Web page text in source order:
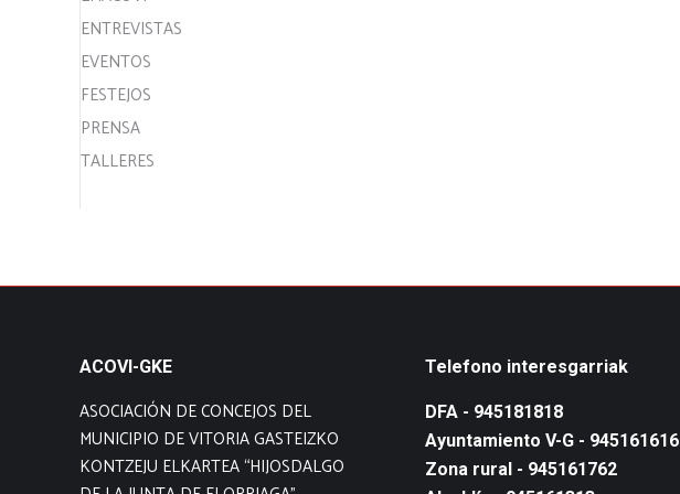
ENTREVISTAS
EVENTOS
FESTEJOS
PRENSA
TALLERES
ACOVI-GKE
ASOCIACIÓN DE CONCEJOS DEL
MUNICIPIO DE VITORIA GASTEIZKO
KONTZEJU ELKARTEA “HIJOSDALGO
Telefono interesgarriak
DFA - 945181818
Ayuntamiento V-G - 945161616
Zona rural - 945161762